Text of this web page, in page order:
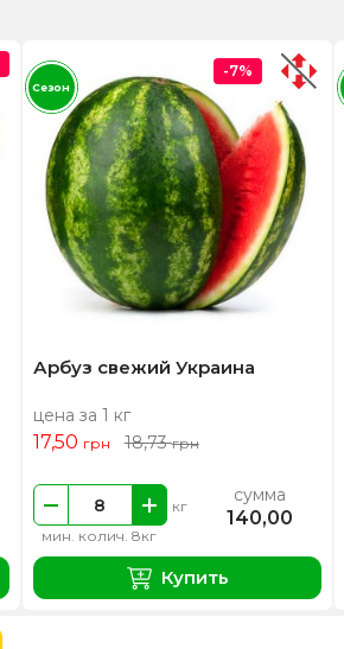
Арбуз свежий Украина
цена за 1 кг
17,50 грн 18,73грн
мин. колич. 8кг
кг сумма
140,00
Купить
-7%
Сезон